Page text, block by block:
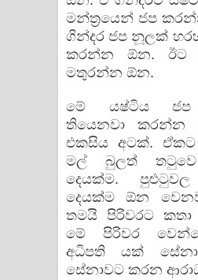
මන්ත්‍රයෙන් ජප
ගින්දර ජප නූලක්
කරන්න ඕන. ඊට
මතුරන්න ඕන.
මේ යෂ්ටිය
තියෙනවා කරන්න
එකසිය අටක්.
මල් බුලත්
දෙයක්ම.
දෙයක්ම ඕන
තමයි පිරිවරට
මේ පිරිවර
අධිපති යක්
සේනාවට කරන